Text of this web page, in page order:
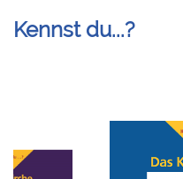
Kennst du...?